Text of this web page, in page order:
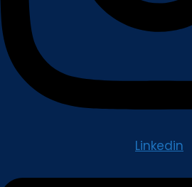
Linkedin